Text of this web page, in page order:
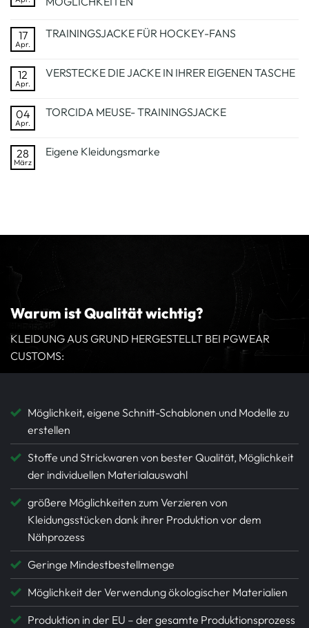
%
zu
UNBEGRENZTE
MÖGLICHKEITEN
17
Apr.
TRAININGSJACKE FÜR HOCKEY-FANS
TRAININGSJACKE
12
Apr.
VERSTECKE DIE JACKE IN IHRER EIGENEN TASCHE
VERSTECKE
IHRER
EIGENEN
04
Apr.
TORCIDA MEUSE- TRAININGSJACKE
TORCIDA
28
März
Eigene Kleidungsmarke
Warum ist Qualität wichtig?
KLEIDUNG AUS GRUND HERGESTELLT BEI PGWEAR
CUSTOMS:
Möglichkeit, eigene Schnitt-Schablonen und Modelle zu
erstellen
Stoffe und Strickwaren von bester Qualität, Möglichkeit
der individuellen Materialauswahl
größere Möglichkeiten zum Verzieren von
Kleidungsstücken dank ihrer Produktion vor dem
Nähprozess
Geringe Mindestbestellmenge
Möglichkeit der Verwendung ökologischer Materialien
Produktion in der EU – der gesamte Produktionsprozess